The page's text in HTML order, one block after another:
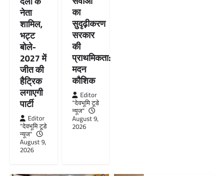
नेता
शामिल,
भट्ट
बोले-
2027 में
जीत की
हैट्रिक
लगाएगी
पार्टी
Editor
"देवभूमि टूडे
न्यूज"
August 9,
2026
का
सुदृढ़ीकरण
सरकार
की
प्राथमिकता:
मदन
कौशिक
Editor
"देवभूमि टूडे
न्यूज"
August 9,
2026